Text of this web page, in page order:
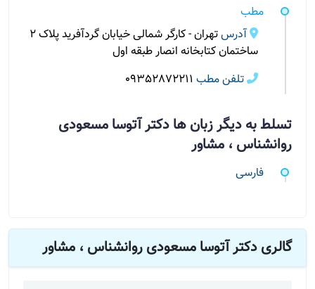
مطب
آدرس
تهران - کارگر شمالی خیابان گردآفرید پلاک 2
ساختمان کتابخانه انصار طبقه اول
تلفن مطب
تسلط به دیگر زبان ها دکتر آتوسا مسعودی
روانشناس ، مشاور
فارسی
گالری دکتر آتوسا مسعودی روانشناس ، مشاور